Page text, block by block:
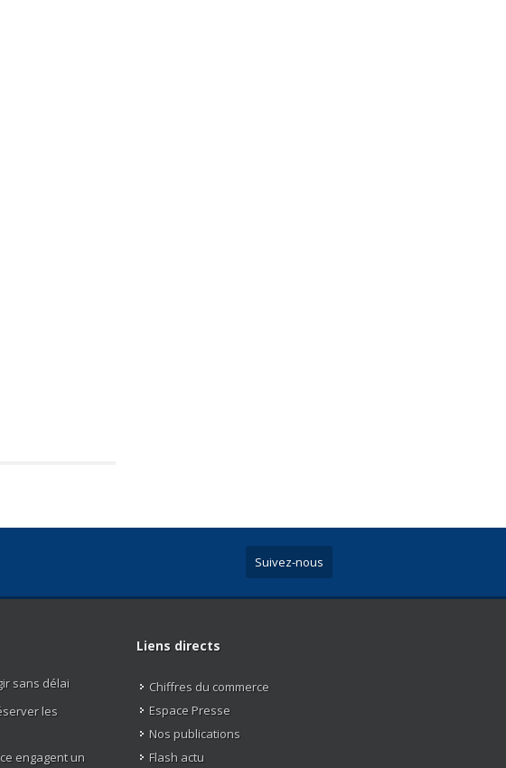
Suivez-nous
sans délai
les
engagent un
Liens directs
Chiffres du commerce
Espace Presse
Nos publications
Flash actu